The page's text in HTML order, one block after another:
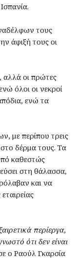
τους
άφιξή τους οι
αλλά οι πρώτες
όλοι οι νεκροί
ενώ τα
με περίπου τρεις
δέρμα τους. Τα
καθεστώς
στη θάλασσα,
και να
περίεργα,
ότι δεν είναι
ο Ραούλ Γκαρσία